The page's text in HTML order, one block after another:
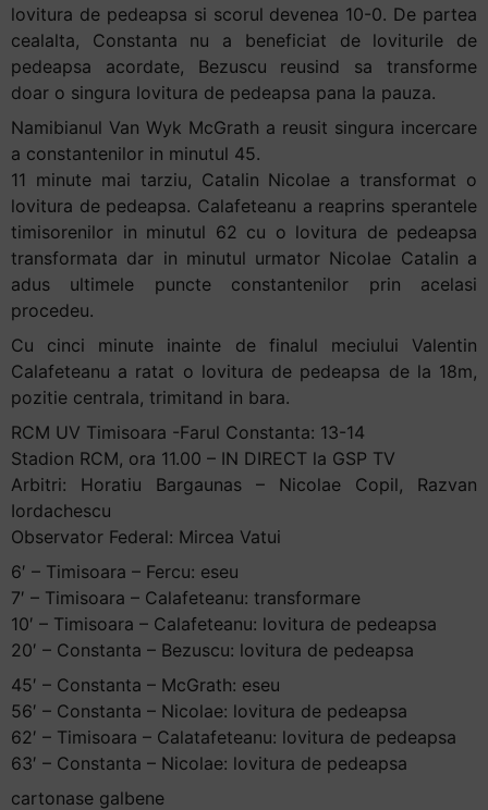
lovitura de pedeapsa si scorul devenea 10-0. De partea
cealalta, Constanta nu a beneficiat de loviturile de
pedeapsa acordate, Bezuscu reusind sa transforme
doar o singura lovitura de pedeapsa pana la pauza.
Namibianul Van Wyk McGrath a reusit singura incercare
a constantenilor in minutul 45.
11 minute mai tarziu, Catalin Nicolae a transformat o
lovitura de pedeapsa. Calafeteanu a reaprins sperantele
timisorenilor in minutul 62 cu o lovitura de pedeapsa
transformata dar in minutul urmator Nicolae Catalin a
adus ultimele puncte constantenilor prin acelasi
procedeu.
Cu cinci minute inainte de finalul meciului Valentin
Calafeteanu a ratat o lovitura de pedeapsa de la 18m,
pozitie centrala, trimitand in bara.
RCM UV Timisoara -Farul Constanta: 13-14
Stadion RCM, ora 11.00 – IN DIRECT la GSP TV
Arbitri: Horatiu Bargaunas – Nicolae Copil, Razvan
Iordachescu
Observator Federal: Mircea Vatui
6′ – Timisoara – Fercu: eseu
7′ – Timisoara – Calafeteanu: transformare
10′ – Timisoara – Calafeteanu: lovitura de pedeapsa
20′ – Constanta – Bezuscu: lovitura de pedeapsa
45′ – Constanta – McGrath: eseu
56′ – Constanta – Nicolae: lovitura de pedeapsa
62′ – Timisoara – Calatafeteanu: lovitura de pedeapsa
63′ – Constanta – Nicolae: lovitura de pedeapsa
cartonase galbene